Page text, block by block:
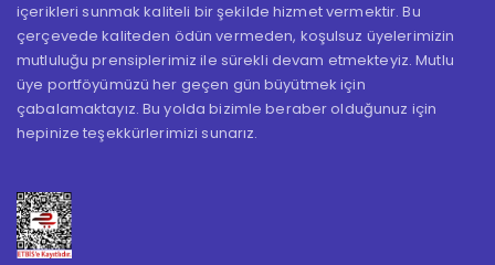
içerikleri sunmak kaliteli bir şekilde hizmet vermektir. Bu
çerçevede kaliteden ödün vermeden, koşulsuz üyelerimizin
mutluluğu prensiplerimiz ile sürekli devam etmekteyiz. Mutlu
üye portföyümüzü her geçen gün büyütmek için
çabalamaktayız. Bu yolda bizimle beraber olduğunuz için
hepinize teşekkürlerimizi sunarız.